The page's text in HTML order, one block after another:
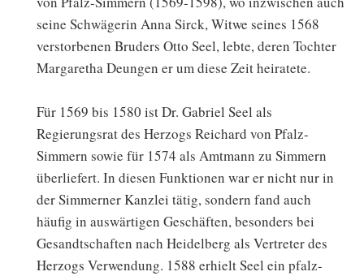
seine Schwägerin Anna Sirck, Witwe seines 1568
verstorbenen Bruders Otto Seel, lebte, deren Tochter
Margaretha Deungen er um diese Zeit heiratete.
Für 1569 bis 1580 ist Dr. Gabriel Seel als
Regierungsrat des Herzogs Reichard von Pfalz-
Simmern sowie für 1574 als Amtmann zu Simmern
überliefert. In diesen Funktionen war er nicht nur in
der Simmerner Kanzlei tätig, sondern fand auch
häufig in auswärtigen Geschäften, besonders bei
Gesandtschaften nach Heidelberg als Vertreter des
Herzogs Verwendung. 1588 erhielt Seel ein pfalz-